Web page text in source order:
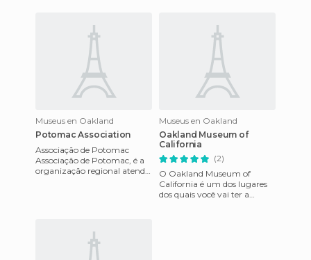
Museus en Oakland
Potomac Association
Associação de Potomac
Associação de Potomac, é a
organização regional atende
Museus en Oakland
Oakland Museum of
California
(2)
O Oakland Museum of
California é um dos lugares
dos quais você vai ter a